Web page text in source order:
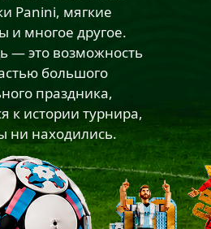
Panini, мягкие
и многое другое.
— это возможность
большого
праздника,
к истории турнира,
ни находились.